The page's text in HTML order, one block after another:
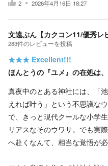
2 2026年4月16日 18:27
文遠ぶん【カクコン11/優秀レ
283件のレビューを投稿
★★★ Excellent!!!
ほんとうの『ユメ』の在処は、
真夜中のとある神社には、「
えれば叶う」という不思議な
で、きっと現代クールな小学
リアスなそのウワサ。でも実
へ赴くなんて、相当な覚悟が